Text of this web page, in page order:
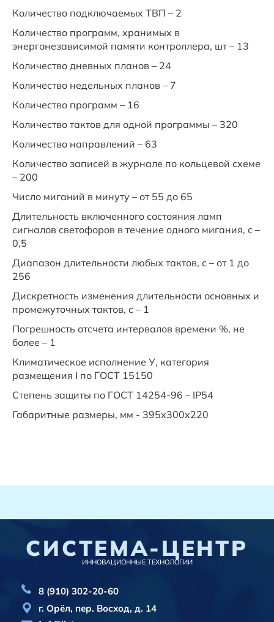
Количество подключаемых ТВП – 2
Количество программ, хранимых в
энергонезависимой памяти контроллера, шт – 13
Количество дневных планов – 24
Количество недельных планов – 7
Количество программ – 16
Количество тактов для одной программы – 320
Количество направлений – 63
Количество записей в журнале по кольцевой схеме
– 200
Число миганий в минуту – от 55 до 65
Длительность включенного состояния ламп
сигналов светофоров в течение одного мигания, с –
0,5
Диапазон длительности любых тактов, с – от 1 до
256
Дискретность изменения длительности основных и
промежуточных тактов, с – 1
Погрешность отсчета интервалов времени %, не
более – 1
Климатическое исполнение У, категория
размещения I по ГОСТ 15150
Степень защиты по ГОСТ 14254-96 – IP54
Габаритные размеры, мм - 395х300х220
СИСТЕМА-ЦЕНТР
ИННОВАЦИОННЫЕ ТЕХНОЛОГИИ
8 (910) 302-20-60
г. Орёл, пер. Восход, д. 14